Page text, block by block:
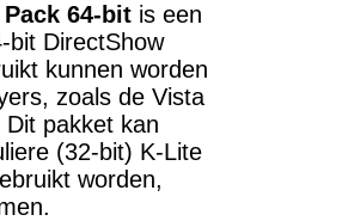
64-bit is een
bit DirectShow
kunnen worden
zoals de Vista
pakket kan
(32-bit) K-Lite
worden,